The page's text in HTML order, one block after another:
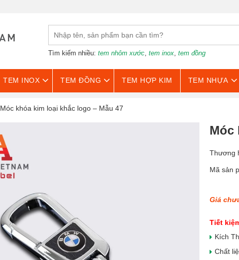
Tìm kiếm nhiều: tem nhôm xước, tem inox, tem đồng
TEM INOX TEM ĐỒNG TEM HỢP KIM TEM NHỰA
Móc khóa kim loại khắc logo – Mẫu 47
Móc
Thương
Mã sản
Giá
Tiết
Kích
Chất